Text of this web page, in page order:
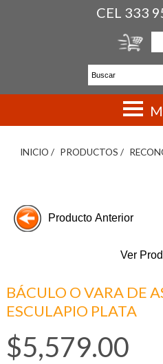
CEL 333
INICIO / PRODUCTOS /
BÁCULO O VARA DE
ESCULAPIO PLATA
$5,579.00